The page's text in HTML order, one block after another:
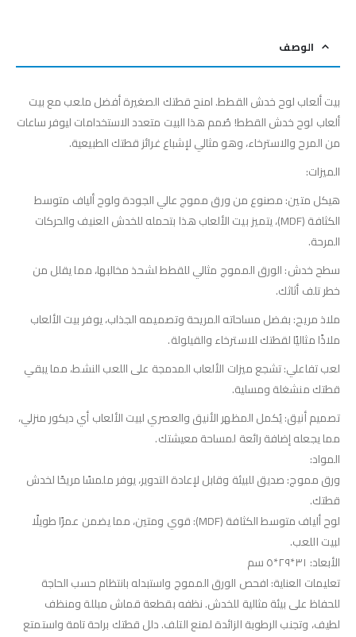
الوصف
بيت ألعاب لوح خدش القطط. امنح قطتك الصغيرة أفضل ملعب مع بيت
ألعاب لوح خدش القطط! صُمم هذا البيت متعدد الاستخدامات ليوفر ساعات
من المرح والاسترخاء، وهو مثالي لإشباع غرائز قطتك الطبيعية.
الميزات:
هيكل متين: مصنوع من ورق مموج عالي الجودة ولوح ألياف متوسط
الكثافة (MDF)، يتميز بيت الألعاب هذا بتحمله للخدش العنيف والحركات
المرحة.
سطح خدش: الورق المموج مثالي للقطط لشحذ مخالبها، مما يقلل من
خطر تلف أثاثك.
ملاذ مريح: بفضل مساحاته المريحة وتصميمه الجذاب، يوفر بيت الألعاب
ملاذًا مثاليًا لقطتك للاسترخاء والقيلولة.
لعب تفاعلي: تشجع ميزات الألعاب المدمجة على اللعب النشط، مما يبقي
قطتك منشغلة ومسلية.
تصميم أنيق: يُكمل المظهر الأنيق والعصري لبيت الألعاب أي ديكور منزلي،
مما يجعله إضافة رائعة لمساحة معيشتك.
المواد:
ورق مموج: صديق للبيئة وقابل لإعادة التدوير، يوفر ملمسًا مريحًا لخدش
قطتك.
لوح ألياف متوسط ​​الكثافة (MDF): قوي ومتين، مما يضمن عمرًا طويلًا
لبيت اللعب.
الأبعاد: ٣١*٢٩*٥ سم
تعليمات العناية: افحص الورق المموج واستبدله بانتظام حسب الحاجة
للحفاظ على بيئة مثالية للخدش. نظفه بقطعة قماش مبللة ومنظف
لطيف، وتجنب الرطوبة الزائدة لمنع التلف. دلل قطتك براحة تامة واستمتع